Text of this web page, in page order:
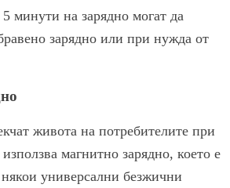
минути на зарядно могат да
зарядно или при нужда от
живота на потребителите при
магнитно зарядно, което е
универсални безжични